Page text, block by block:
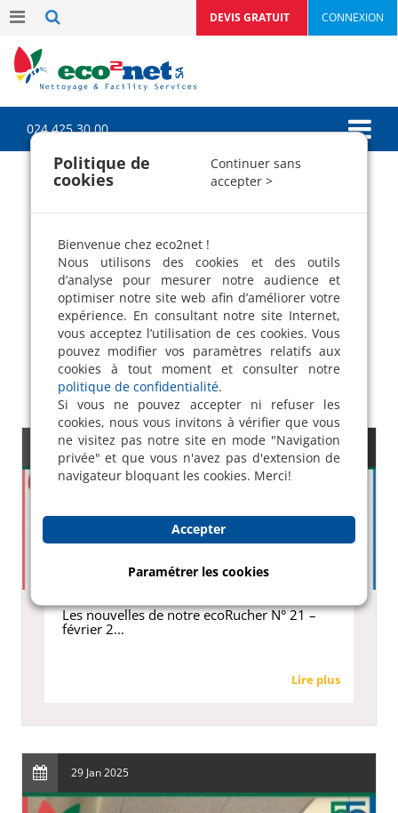
CONNEXION
DEVIS GRATUIT
024 425 30 00
LES ACTUALITÉS DE
PROPRETÉ
Découvrez toutes les actualités
d'eco2net SA
Notre entreprise de nettoyage écologique,
partage avec ses chers clients ses dernières
nouvelles
19 Feb 2025
Les nouvelles de notre ecoRucher N° 21 –
février 2...
Lire plus
29 Jan 2025
Politique de
cookies
Continuer sans
accepter >
Bienvenue chez eco2net !
Nous utilisons des cookies et des outils
d’analyse pour mesurer notre audience et
optimiser notre site web afin d’améliorer votre
expérience. En consultant notre site Internet,
vous acceptez l’utilisation de ces cookies. Vous
pouvez modifier vos paramètres relatifs aux
cookies à tout moment et consulter notre
politique de confidentialité.
Si vous ne pouvez accepter ni refuser les
cookies, nous vous invitons à vérifier que vous
ne visitez pas notre site en mode "Navigation
privée" et que vous n'avez pas d'extension de
navigateur bloquant les cookies. Merci!
Accepter
Paramétrer les cookies